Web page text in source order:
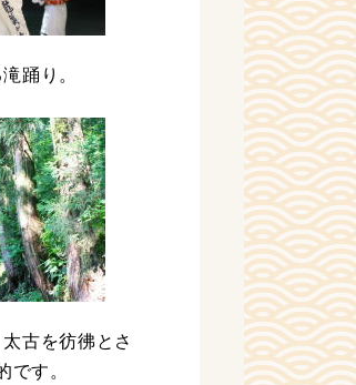
踊り。
古を彷彿とさ
です。